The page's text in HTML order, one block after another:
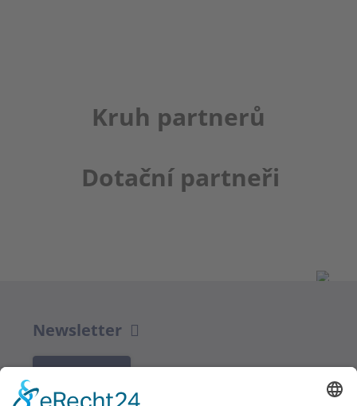
Kruh partnerů
Dotační partneři
Newsletter